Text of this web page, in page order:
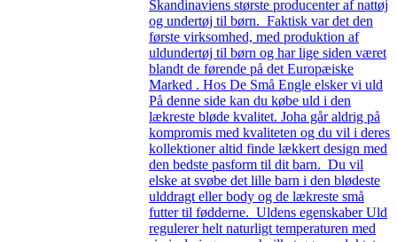
Skandinaviens største producenter af nattøj
og undertøj til børn. Faktisk var det den
første virksomhed, med produktion af
uldundertøj til børn og har lige siden været
blandt de førende på det Europæiske
Marked . Hos De Små Engle elsker vi uld
På denne side kan du købe uld i den
lækreste bløde kvalitet. Joha går aldrig på
kompromis med kvaliteten og du vil i deres
kollektioner altid finde lækkert design med
den bedste pasform til dit barn. Du vil
elske at svøbe det lille barn i den blødeste
ulddragt eller body og de lækreste små
futter til fødderne. Uldens egenskaber Uld
regulerer helt naturligt temperaturen med